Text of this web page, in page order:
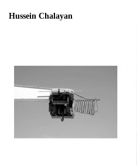
Hussein Chalayan